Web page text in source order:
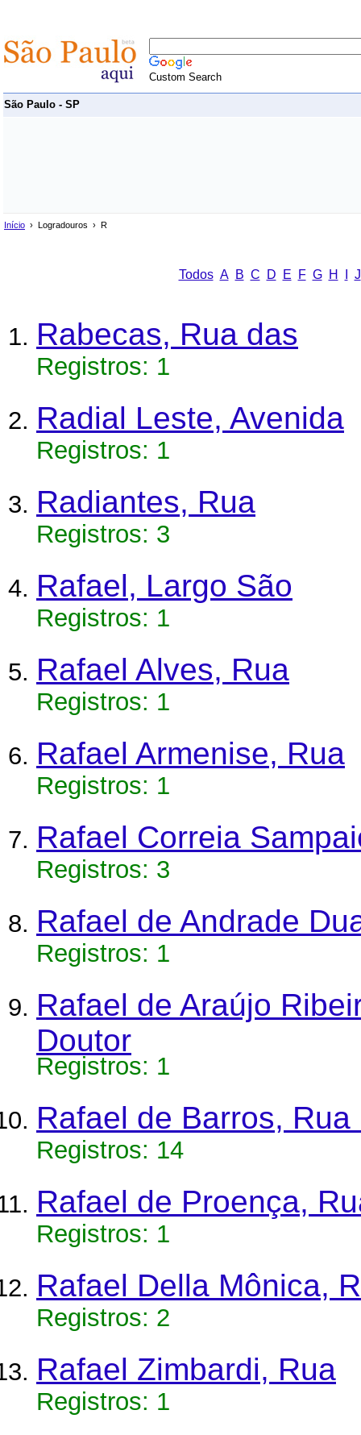
Custom Search
São Paulo - SP
Início › Logradouros › R
Todos A B C D E F G H J
Rabecas, Rua das
Registros: 1
Radial Leste, Avenida
Registros: 1
Radiantes, Rua
Registros: 3
Rafael, Largo São
Registros: 1
Rafael Alves, Rua
Registros: 1
Rafael Armenise, Rua
Registros: 1
Rafael Correia
Registros: 3
Rafael de Andrade
Registros: 1
Rafael de Araújo
Doutor
Registros: 1
Rafael de Barros, Rua
Registros: 14
Rafael de Proença,
Registros: 1
Rafael Della Mônica,
Registros: 2
Rafael Zimbardi, Rua
Registros: 1